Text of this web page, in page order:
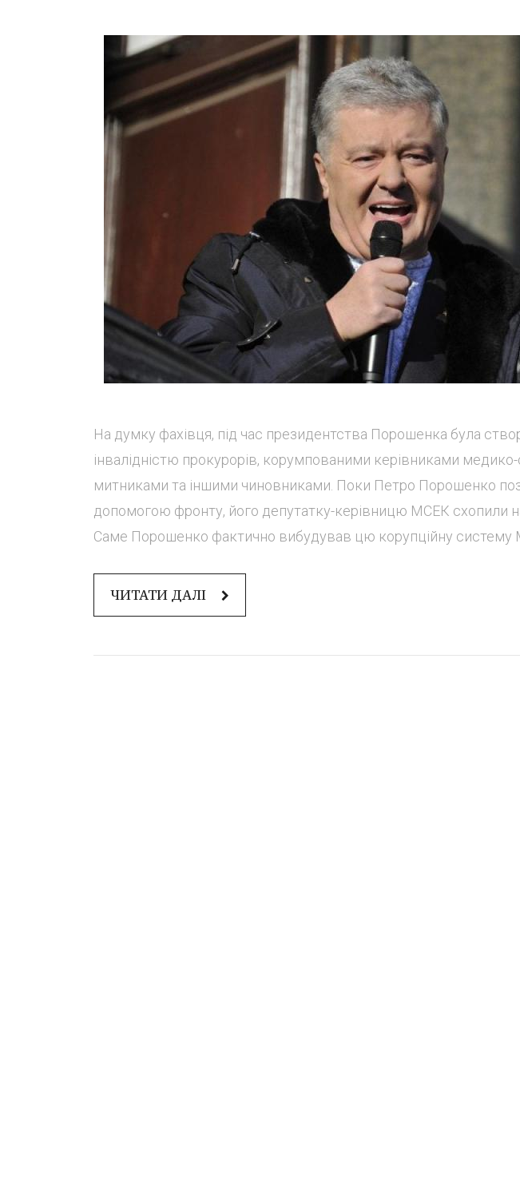
На думку фахівця, під час президентства Порошенка була
інвалідністю прокурорів, корумпованими керівниками медико-
митниками та іншими чиновниками. Поки Петро Порошенко
допомогою фронту, його депутатку-керівницю МСЕК схопили
Саме Порошенко фактично вибудував цю корупційну систему
ЧИТАТИ ДАЛІ